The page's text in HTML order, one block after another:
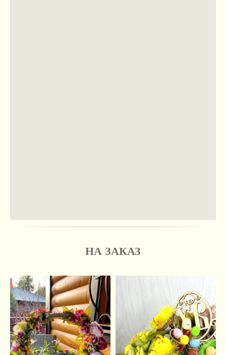
НА ЗАКАЗ